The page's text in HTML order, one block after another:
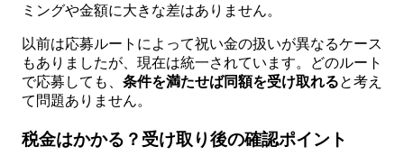
ミングや金額に大きな差はありません。
以前は応募ルートによって祝い金の扱いが異なるケース
もありましたが、現在は統一されています。どのルート
で応募しても、 条件を満たせば同額を受け取れると考え
て問題ありません。
税金はかかる？受け取り後の確認ポイント